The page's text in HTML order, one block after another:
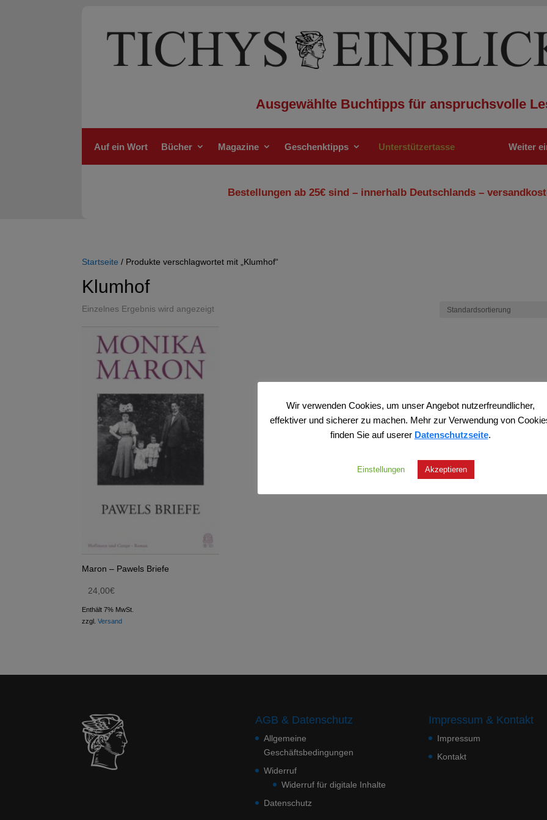
Ausgewählte Buchtipps für anspruchsvolle
Auf ein Wort Bücher Magazine Geschenktipps Unterstützertasse Weiter
Bestellungen ab 25€ sind – innerhalb Deutschlands –
Startseite / Produkte verschlagwortet mit „Klumhof“
Klumhof
Einzelnes Ergebnis wird angezeigt
Maron – Pawels Briefe
24,00€
Enthält 7% MwSt.
zzgl.Versand
AGB & Datenschutz
Allgemeine
Geschäftsbedingungen
Widerruf
Widerruf für digitale Inhalte
Datenschutz
Impressum & Kontakt
Impressum
Kontakt
Wir verwenden Cookies, um unser Angebot nutzerfreundlicher,
effektiver und sicherer zu machen. Mehr zur Verwendung von
finden Sie auf userer Datenschutzseite.
Einstellungen Akzeptieren